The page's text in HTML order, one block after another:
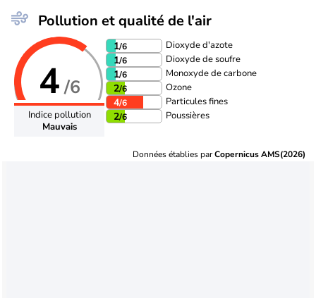
Pollution et qualité de l'air
4/6
Indice pollution
Mauvais
1/6 Dioxyde d'azote
1/6 Dioxyde de soufre
1/6 Monoxyde de carbone
2/6 Ozone
4/6 Particules fines
2/6 Poussières
Données établies parCopernicus AMS(2026)